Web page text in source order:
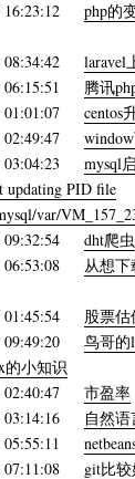
16:23:12 php的
08:34:42 laravel
06:15:51 腾讯
01:01:07 centos
02:49:47
03:04:23 mysql
updating PID file
var/
09:32:54 dht爬虫
06:53:08 从想
01:45:54 股票估
09:49:20 鸟哥的
的小知识
02:40:47 市盈率
03:14:16
自然
05:55:11
07:11:08 git比